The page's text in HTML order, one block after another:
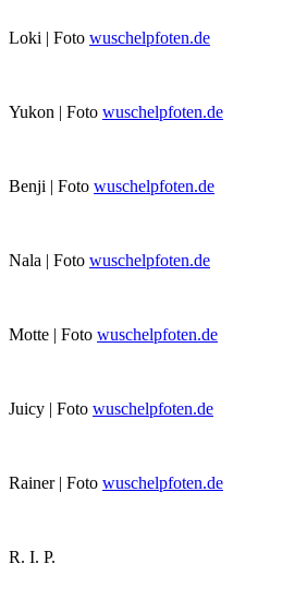
Loki | Foto wuschelpfoten.de
Yukon | Foto wuschelpfoten.de
Benji | Foto wuschelpfoten.de
Nala | Foto wuschelpfoten.de
Motte | Foto wuschelpfoten.de
Juicy | Foto wuschelpfoten.de
Rainer | Foto wuschelpfoten.de
R. I. P.